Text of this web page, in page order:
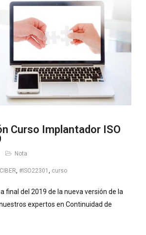
Curso Implantador ISO
Nota
#ISO22301 curso
final del 2019 de la nueva versión de la
expertos en Continuidad de